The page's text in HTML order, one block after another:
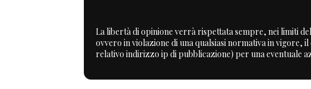
La libertà di opinione verrà rispettata sempre, nei limiti
ovvero in violazione di una qualsiasi normativa in vigore,
relativo indirizzo ip di pubblicazione) per una eventuale